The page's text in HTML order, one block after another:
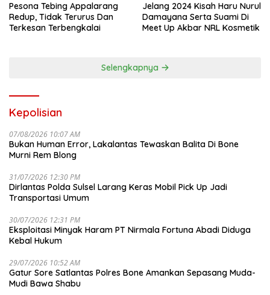
Pesona Tebing Appalarang
Redup, Tidak Terurus Dan
Terkesan Terbengkalai
Jelang 2024 Kisah Haru Nurul
Damayana Serta Suami Di
Meet Up Akbar NRL Kosmetik
Selengkapnya
Kepolisian
07/08/2026 10:07 AM
Bukan Human Error, Lakalantas Tewaskan Balita Di Bone
Murni Rem Blong
31/07/2026 12:30 PM
Dirlantas Polda Sulsel Larang Keras Mobil Pick Up Jadi
Transportasi Umum
30/07/2026 12:31 PM
Eksploitasi Minyak Haram PT Nirmala Fortuna Abadi Diduga
Kebal Hukum
29/07/2026 10:52 AM
Gatur Sore Satlantas Polres Bone Amankan Sepasang Muda-
Mudi Bawa Shabu